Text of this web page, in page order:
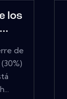
los
de